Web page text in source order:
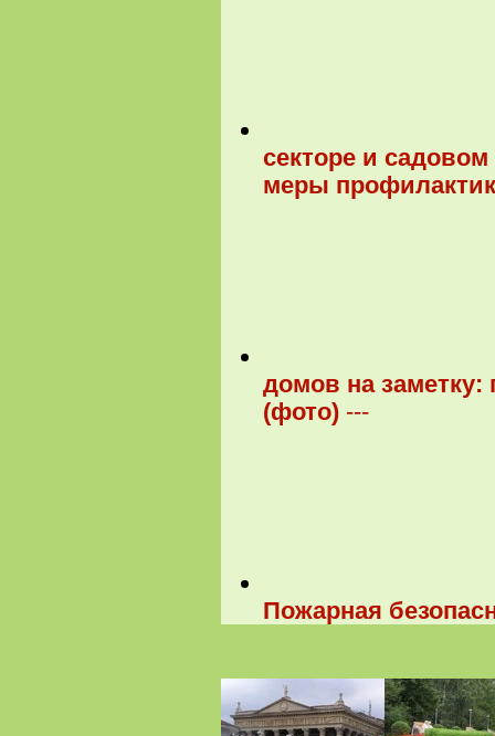
секторе и
меры
домов на
(фото) ---
Пожарная